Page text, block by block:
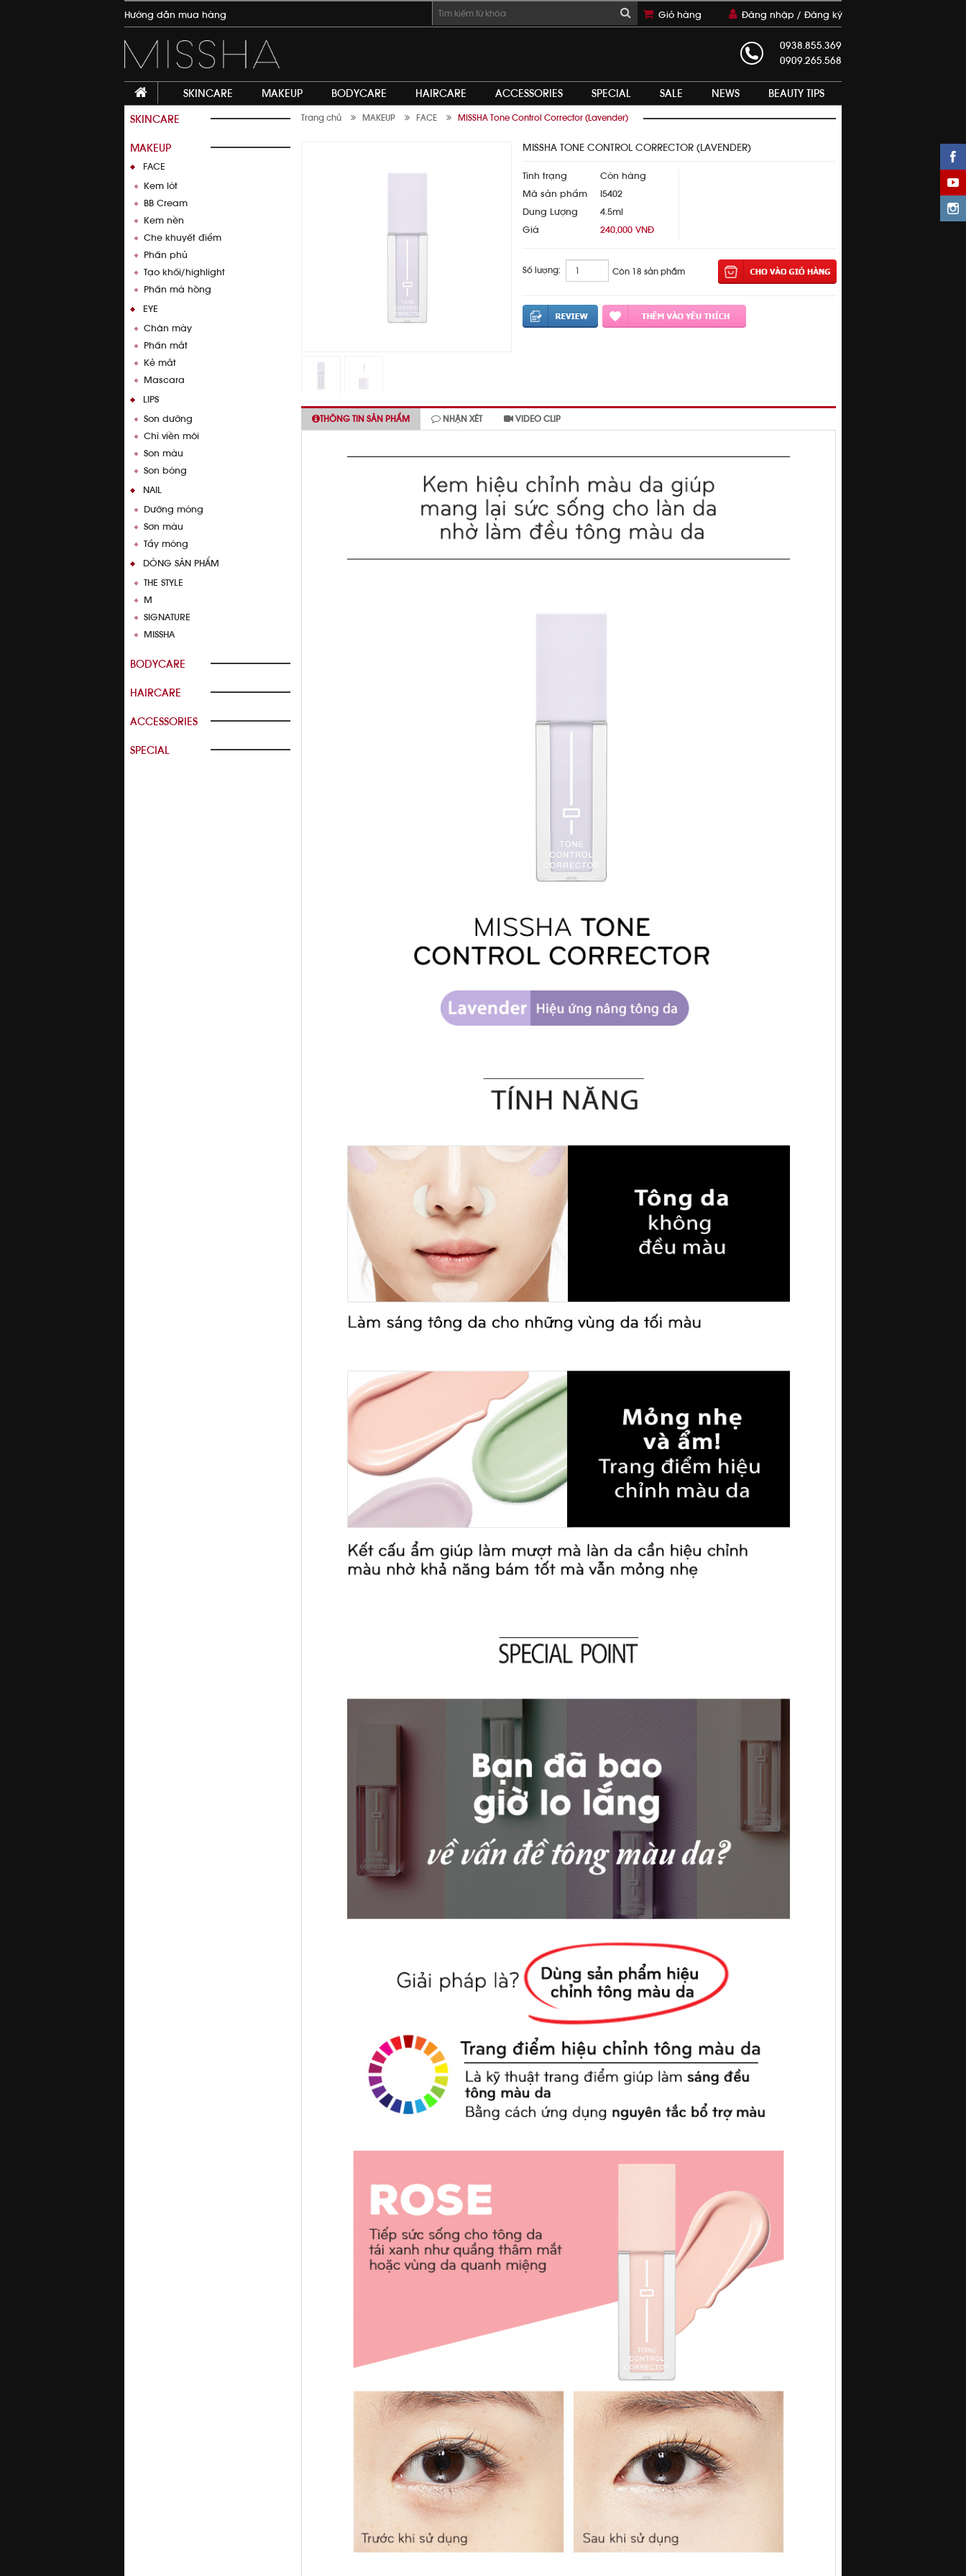
Hướng dẫn mua hàng Giỏ hàng Đăng nhập / Đăng ký
0938.855.369
0909.265.568
SKINCARE MAKEUP BODYCARE HAIRCARE ACCESSORIES SPECIAL SALE NEWS
BEAUTY TIPS
SKINCARE
MAKEUP
FACE
Kem lót
BB Cream
Kem nền
Che khuyết điểm
Phấn phủ
Tạo khối/highlight
Phấn má hồng
EYE
Chân mày
Phấn mắt
Kẻ mắt
Mascara
LIPS
Son dưỡng
Chì viền môi
Son màu
Son bóng
NAIL
Dưỡng móng
Sơn màu
Tẩy móng
DÒNG SẢN PHẨM
THE STYLE
M
SIGNATURE
MISSHA
BODYCARE
HAIRCARE
ACCESSORIES
SPECIAL
Trang chủ MAKEUP FACE MISSHA Tone Control Corrector (Lavender)
MISSHA TONE CONTROL CORRECTOR (LAVENDER)
Tình trạng
Còn hàng
Mã sản phẩm
I5402
Dung Lượng
4.5ml
Giá
240,000 VNĐ
Số lượng: Còn 18 sản phẩm
THÔNG TIN SẢN PHẨM NHẬN XÉT VIDEO CLIP